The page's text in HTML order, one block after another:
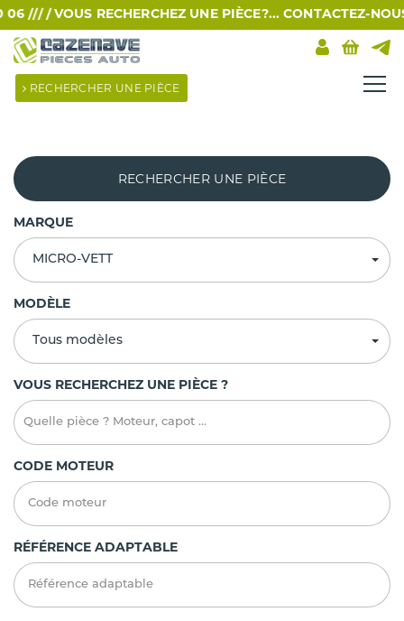
06 /// / VOUS RECHERCHEZ UNE PIÈCE?... CONTACTEZ-
RECHERCHER UNE PIÈCE
RECHERCHER UNE PIÈCE
MARQUE
MICRO-VETT
MODÈLE
Tous modèles
VOUS RECHERCHEZ UNE PIÈCE ?
CODE MOTEUR
RÉFÉRENCE ADAPTABLE